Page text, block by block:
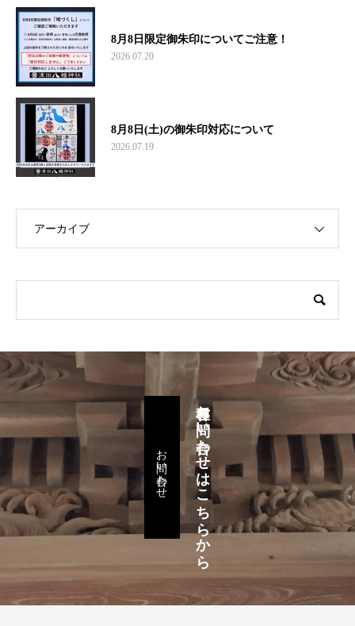
8月8日限定御朱印についてご注意！
2026.07.20
8月8日(土)の御朱印対応について
2026.07.19
アーカイブ
各種お問い合わせはこちらから
お問い合わせ